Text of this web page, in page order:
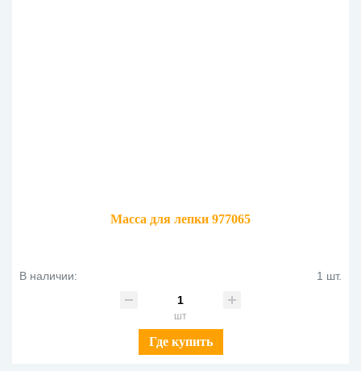
Масса для лепки 977065
В наличии: 1 шт.
шт
Где купить